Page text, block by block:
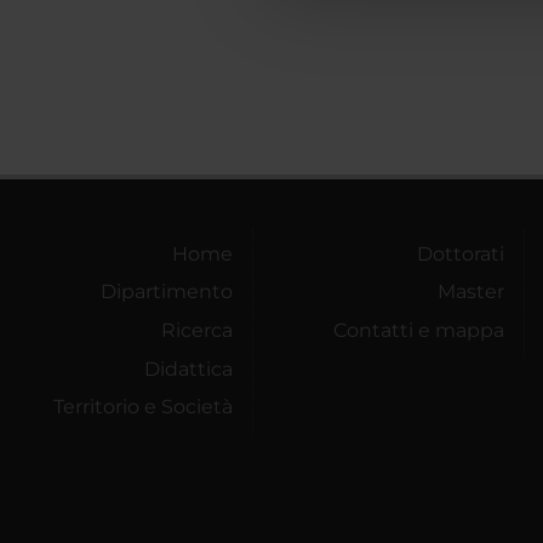
Home
Dipartimento
Ricerca
Didattica
Territorio e Società
Dottorati
Master
Contatti e mappa